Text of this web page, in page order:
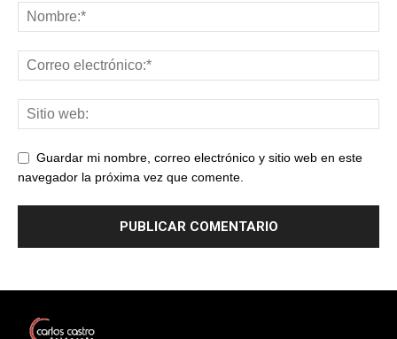
Guardar mi nombre, correo electrónico y sitio web en este
navegador la próxima vez que comente.